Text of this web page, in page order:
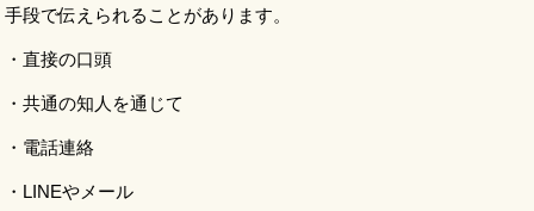
手段で伝えられることがあります。
・直接の口頭
・共通の知人を通じて
・電話連絡
・LINEやメール